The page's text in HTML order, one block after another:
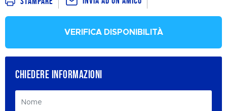
VERIFICA DISPONIBILITÀ
CHIEDERE INFORMAZIONI